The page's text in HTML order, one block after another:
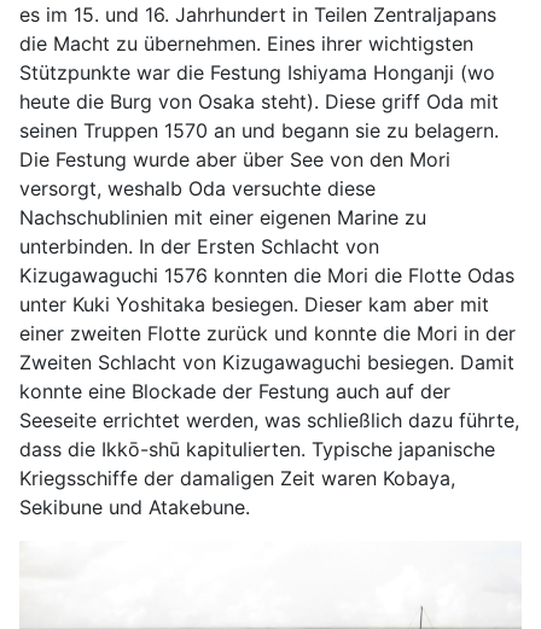
es im 15. und 16. Jahrhundert in Teilen Zentraljapans
die Macht zu übernehmen. Eines ihrer wichtigsten
Stützpunkte war die Festung Ishiyama Honganji (wo
heute die Burg von Osaka steht). Diese griff Oda mit
seinen Truppen 1570 an und begann sie zu belagern.
Die Festung wurde aber über See von den Mori
versorgt, weshalb Oda versuchte diese
Nachschublinien mit einer eigenen Marine zu
unterbinden. In der Ersten Schlacht von
Kizugawaguchi 1576 konnten die Mori die Flotte Odas
unter Kuki Yoshitaka besiegen. Dieser kam aber mit
einer zweiten Flotte zurück und konnte die Mori in der
Zweiten Schlacht von Kizugawaguchi besiegen. Damit
konnte eine Blockade der Festung auch auf der
Seeseite errichtet werden, was schließlich dazu führte,
dass die Ikkō-shū kapitulierten. Typische japanische
Kriegsschiffe der damaligen Zeit waren Kobaya,
Sekibune und Atakebune.